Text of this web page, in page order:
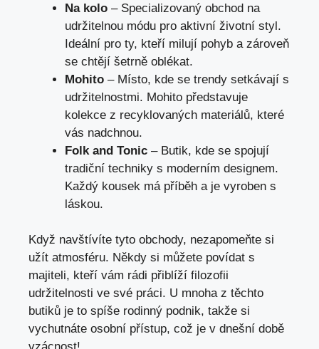
Na kolo – Specializovaný obchod na
udržitelnou módu pro aktivní životní styl.
Ideální pro ty, kteří milují pohyb a zároveň
se chtějí šetrně oblékat.
Mohito – Místo, kde se trendy setkávají s
udržitelnostmi. Mohito představuje
kolekce z recyklovaných materiálů, které
vás nadchnou.
Folk and Tonic – Butik, kde se spojují
tradiční techniky s moderním designem.
Každý kousek má příběh a je vyroben s
láskou.
Když navštívíte tyto obchody, nezapomeňte si
užít atmosféru. Někdy si můžete povídat s
majiteli, kteří vám rádi přiblíží filozofii
udržitelnosti ve své práci. U mnoha z těchto
butiků je to spíše rodinný podnik, takže si
vychutnáte osobní přístup, což je v dnešní době